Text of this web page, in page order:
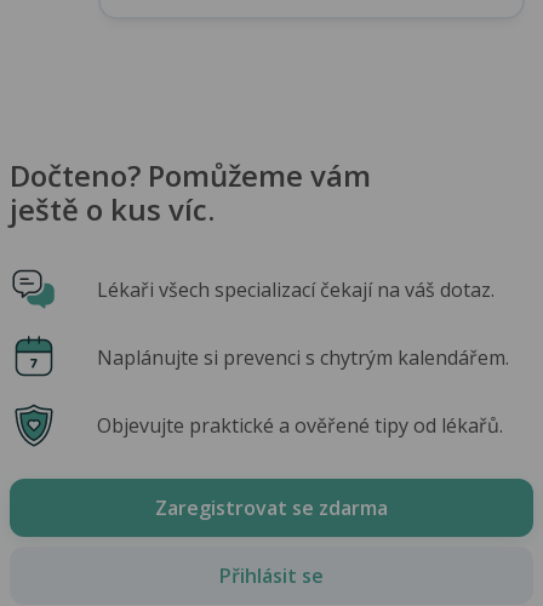
Dočteno? Pomůžeme vám
ještě o kus víc.
Lékaři všech specializací čekají na váš dotaz.
Naplánujte si prevenci s chytrým kalendářem.
Objevujte praktické a ověřené tipy od lékařů.
Zaregistrovat se zdarma
Přihlásit se